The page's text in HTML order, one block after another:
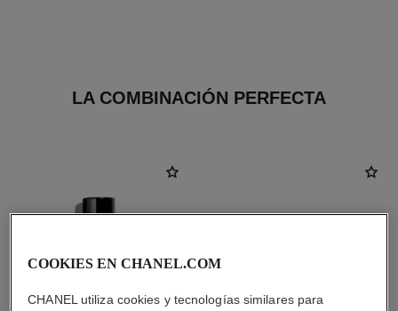
LA COMBINACIÓN PERFECTA
COOKIES EN CHANEL.COM
CHANEL utiliza cookies y tecnologías similares para